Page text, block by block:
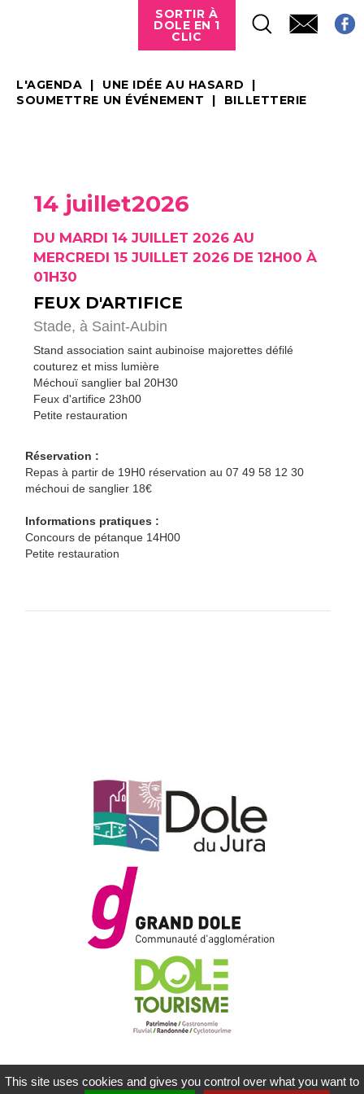
SORTIR À
DOLE EN 1
CLIC
L'AGENDA
UNE IDÉE AU HASARD
SOUMETTRE UN ÉVÉNEMENT
BILLETTERIE
14 juillet2026
DU MARDI 14 JUILLET 2026 AU
MERCREDI 15 JUILLET 2026 DE 12H00 À
01H30
FEUX D'ARTIFICE
Stade, à Saint-Aubin
Stand association saint aubinoise majorettes défilé
couturez et miss lumière
Méchouï sanglier bal 20H30
Feux d'artifice 23h00
Petite restauration
Réservation :
Repas à partir de 19H0 réservation au 07 49 58 12 30
méchoui de sanglier 18€
Informations pratiques :
Concours de pétanque 14H00
Petite restauration
This site uses cookies and gives you control over what you want to